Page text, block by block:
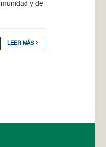
y de
LEER MÁS